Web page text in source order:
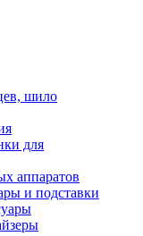
шило
для
аппаратов
и подставки